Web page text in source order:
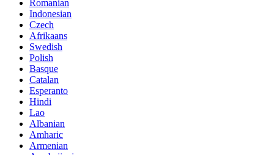
Romanian
Indonesian
Czech
Afrikaans
Swedish
Polish
Basque
Catalan
Esperanto
Hindi
Lao
Albanian
Amharic
Armenian